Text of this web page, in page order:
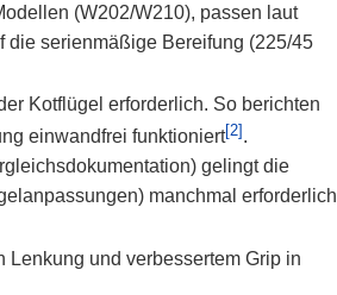
(W202/W210), passen laut
die serienmäßige Bereifung (225/45
Kotflügel erforderlich. So berichten
einwandfrei funktioniert[2] .
gelingt die
manchmal erforderlich
und verbessertem Grip in